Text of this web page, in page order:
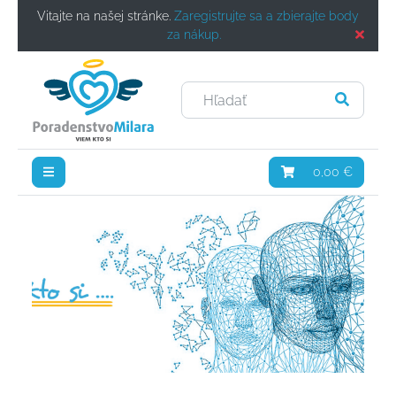
Vitajte na našej stránke. Zaregistrujte sa a zbierajte body
za nákup.
0,00 €